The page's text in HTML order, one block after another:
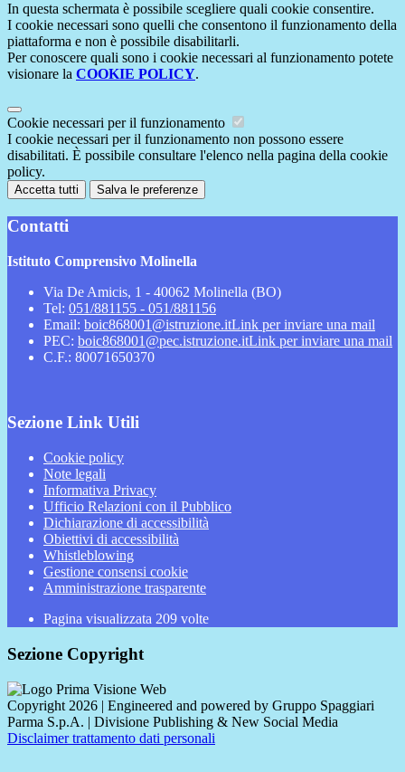
In questa schermata è possibile scegliere quali cookie consentire.
I cookie necessari sono quelli che consentono il funzionamento della
piattaforma e non è possibile disabilitarli.
Per conoscere quali sono i cookie necessari al funzionamento potete
visionare la COOKIE POLICY.
Cookie necessari per il funzionamento
I cookie necessari per il funzionamento non possono essere
disabilitati. È possibile consultare l'elenco nella pagina della cookie
policy.
Accetta tutti Salva le preferenze
Contatti
Istituto Comprensivo Molinella
Via De Amicis, 1 - 40062 Molinella (BO)
Tel: 051/881155 - 051/881156
Email: boic868001@istruzione.itLink per inviare una mail
PEC: boic868001@pec.istruzione.itLink per inviare una mail
C.F.: 80071650370
Sezione Link Utili
Cookie policy
Note legali
Informativa Privacy
Ufficio Relazioni con il Pubblico
Dichiarazione di accessibilità
Obiettivi di accessibilità
Whistleblowing
Gestione consensi cookie
Amministrazione trasparente
Pagina visualizzata 209 volte
Sezione Copyright
Copyright 2026 | Engineered and powered by Gruppo Spaggiari
Parma S.p.A. | Divisione Publishing & New Social Media
Disclaimer trattamento dati personali